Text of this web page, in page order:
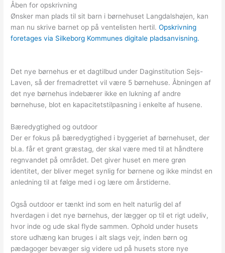
Åben for opskrivning
Ønsker man plads til sit barn i børnehuset Langdalshøjen, kan
man nu skrive barnet op på ventelisten hertil.Opskrivning
foretages via Silkeborg Kommunes digitale pladsanvisning.
Det nye børnehus er et dagtilbud under Daginstitution Sejs-
Laven, så der fremadrettet vil være 5 børnehuse. Åbningen af
det nye børnehus indebærer ikke en lukning af andre
børnehuse, blot en kapacitetstilpasning i enkelte af husene.
Bæredygtighed og outdoor
Der er fokus på bæredygtighed i byggeriet af børnehuset, der
bl.a. får et grønt græstag, der skal være med til at håndtere
regnvandet på området. Det giver huset en mere grøn
identitet, der bliver meget synlig for børnene og ikke mindst en
anledning til at følge med i og lære om årstiderne.
Også outdoor er tænkt ind som en helt naturlig del af
hverdagen i det nye børnehus, der lægger op til et rigt udeliv,
hvor inde og ude skal flyde sammen. Ophold under husets
store udhæng kan bruges i alt slags vejr, inden børn og
pædagoger bevæger sig videre ud på husets store nye